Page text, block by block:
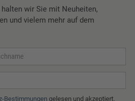
wir Sie mit Neuheiten,
und vielem mehr auf dem
Bestimmungen gelesen und akzeptiert.